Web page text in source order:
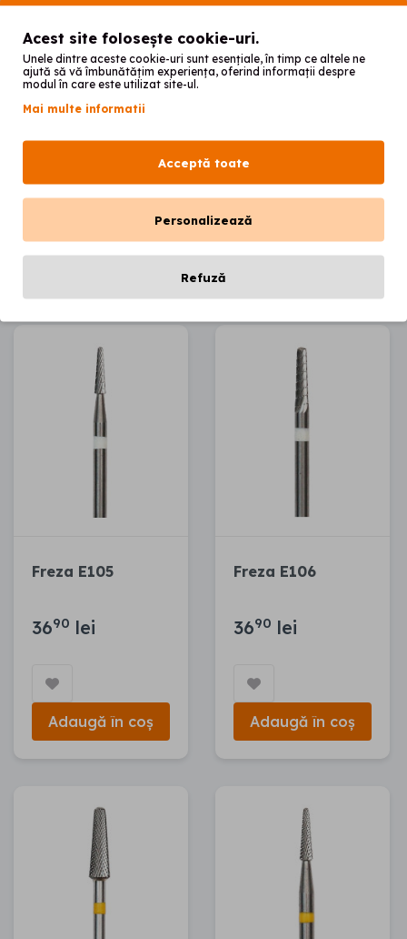
Freza E101
Adaugă în coș
36
Adaugă în coș
Freza E105
3690 lei
Adaugă în coș
Freza E106
3690 lei
Adaugă în coș
Acest site folosește cookie-uri.
Unele dintre aceste cookie-uri sunt esențiale, în timp ce altele ne
ajută să vă îmbunătățim experiența, oferind informații despre
modul în care este utilizat site-ul.
Mai multe informatii
Acceptă toate
Personalizează
Refuză